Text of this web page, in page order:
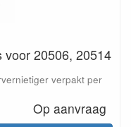
voor 20506, 20514
verpakt per
Op aanvraag